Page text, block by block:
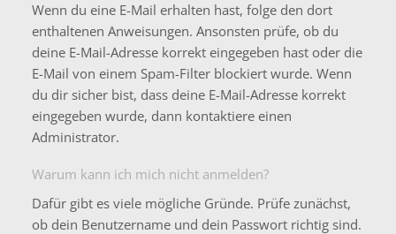
Wenn du eine E-Mail erhalten hast, folge den dort
enthaltenen Anweisungen. Ansonsten prüfe, ob du
deine E-Mail-Adresse korrekt eingegeben hast oder die
E-Mail von einem Spam-Filter blockiert wurde. Wenn
du dir sicher bist, dass deine E-Mail-Adresse korrekt
eingegeben wurde, dann kontaktiere einen
Administrator.
Warum kann ich mich nicht anmelden?
Dafür gibt es viele mögliche Gründe. Prüfe zunächst,
ob dein Benutzername und dein Passwort richtig sind.